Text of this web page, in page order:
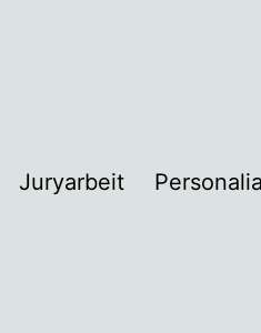
Juryarbeit Personalia